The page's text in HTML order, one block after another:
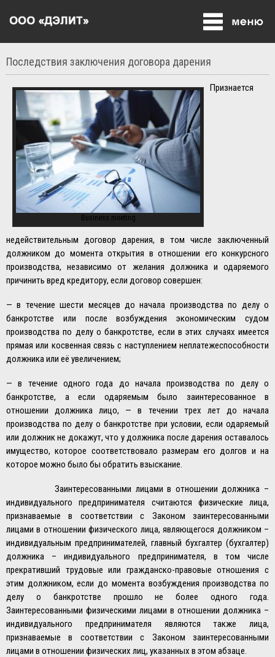
Последствия заключения договора дарения
Business meeting
Признается
недействительным договор дарения, в том числе заключенный
должником до момента открытия в отношении его конкурсного
производства, независимо от желания должника и одаряемого
причинить вред кредитору, если договор совершен:
— в течение шести месяцев до начала производства по делу о
банкротстве или после возбуждения экономическим судом
производства по делу о банкротстве, если в этих случаях имеется
прямая или косвенная связь с наступлением неплатежеспособности
должника или её увеличением;
— в течение одного года до начала производства по делу о
банкротстве, а если одаряемым было заинтересованное в
отношении должника лицо, — в течении трех лет до начала
производства по делу о банкротстве при условии, если одаряемый
или должник не докажут, что у должника после дарения оставалось
имущество, которое соответствовало размерам его долгов и на
которое можно было бы обратить взыскание.
Заинтересованными лицами в отношении должника –
индивидуального предпринимателя считаются физические лица,
признаваемые в соответствии с Законом заинтересованными
лицами в отношении физического лица, являющегося должником –
индивидуальным предпринимателей, главный бухгалтер (бухгалтер)
должника – индивидуального предпринимателя, в том числе
прекративший трудовые или гражданско-правовые отношения с
этим должником, если до момента возбуждения производства по
делу о банкротстве прошло не более одного года.
Заинтересованными физическими лицами в отношении должника –
индивидуального предпринимателя являются также лица,
признаваемые в соответствии с Законом заинтересованными
лицами в отношении физических лиц, указанных в этом абзаце.